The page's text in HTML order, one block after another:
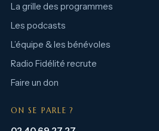
La grille des programmes
Les podcasts
L’équipe & les bénévoles
Radio Fidélité recrute
Faire un don
ON SE PARLE ?